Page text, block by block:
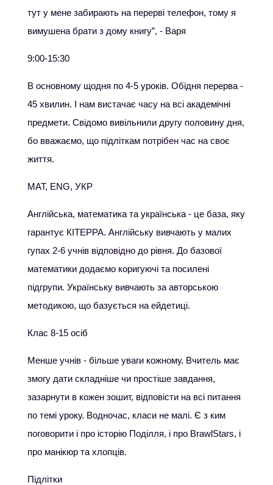
тут у мене забирають на перерві телефон, тому я
вимушена брати з дому книгу”, - Варя
9:00-15:30
В основному щодня по 4-5 уроків. Обідня перерва -
45 хвилин. І нам вистачає часу на всі академічні
предмети. Свідомо вивільнили другу половину дня,
бо вважаємо, що підліткам потрібен час на своє
життя.
МАТ, ENG, УКР
Англійська, математика та українська - це база, яку
гарантує КІТЕРРА. Англійську вивчають у малих
гупах 2-6 учнів відповідно до рівня. До базової
математики додаємо коригуючі та посилені
підгрупи. Українську вивчають за авторською
методикою, що базується на ейдетиці.
Клас 8-15 осіб
Менше учнів - більше уваги кожному. Вчитель має
змогу дати складніше чи простіше завдання,
зазарнути в кожен зошит, відповісти на всі питання
по темі уроку. Водночас, класи не малі. Є з ким
поговорити і про історію Поділля, і про BrawlStars, і
про манікюр та хлопців.
Підлітки